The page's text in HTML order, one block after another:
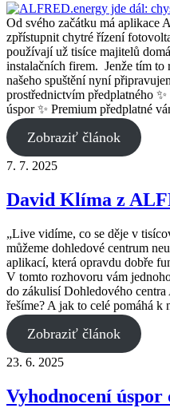
Od svého začátku má aplikace
zpřístupnit chytré řízení
používají už tisíce majitelů
instalačních firem. Jenže tím to
našeho spuštění nyní
prostřednictvím předplatného
úspor ✨ Premium předplatné
Zobraziť článok
7. 7. 2025
David Klíma z
„Live vidíme, co se děje v
můžeme dohledové centrum
aplikací, která opravdu dobře
V tomto rozhovoru vám
do zákulisí Dohledového
řešíme? A jak to celé pomáhá
Zobraziť článok
23. 6. 2025
Vyhodnocení